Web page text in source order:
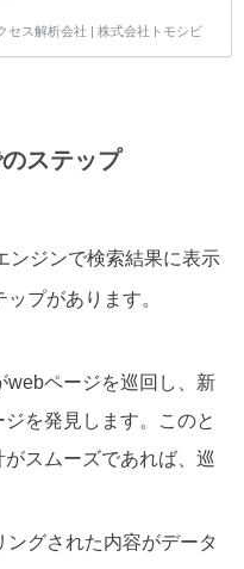
セス解析会社 | 株式会社トモシビ
ステップ
ンジンで検索結果に表示
プがあります。
webページを巡回し、新
を発見します。このと
スムーズであれば、巡
ングされた内容がデータ